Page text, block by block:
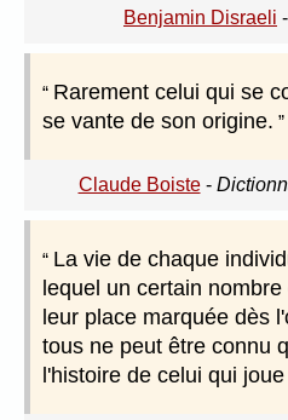
Benjamin Disraeli -
Rarement celui qui se
se vante de son origine.
Claude Boiste-
La vie de chaque
lequel un certain
leur place marquée dès
tous ne peut être connu
l'histoire de celui qui